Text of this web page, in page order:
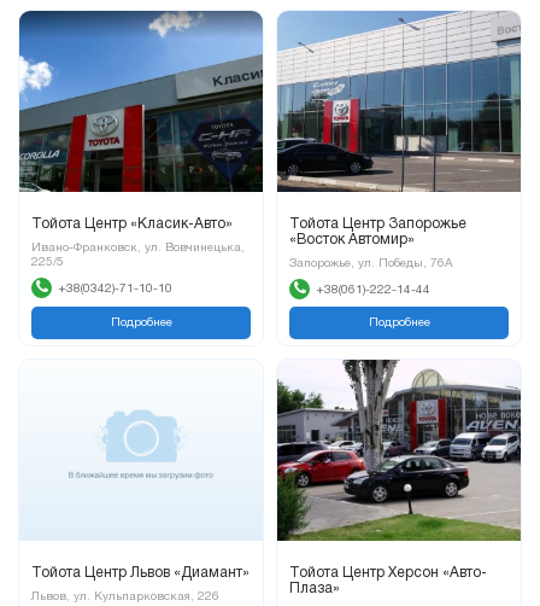
Тойота Центр «Класик-Авто»
Ивано-Франковск, ул. Вовчинецька,
225/5
+38(0342)-71-10-10
Подробнее
Тойота Центр Запорожье
«Восток Автомир»
Запорожье, ул. Победы, 76А
+38(061)-222-14-44
Подробнее
Тойота Центр Львов «Диамант»
Львов, ул. Кульпарковская, 226
Тойота Центр Херсон «Авто-
Плаза»